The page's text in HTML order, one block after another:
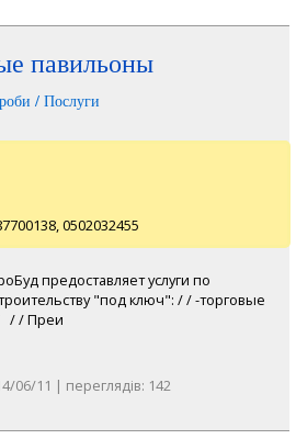
павильоны
/ Послуги
0502032455
предоставляет услуги по
"под ключ": / / -торговые
/ / Преи
06/11 | переглядів: 142